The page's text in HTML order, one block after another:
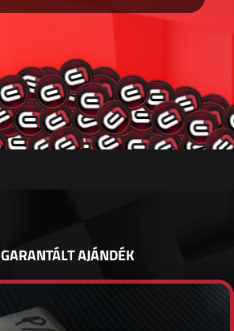
GARANTÁLT AJÁNDÉK